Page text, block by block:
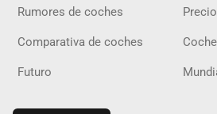
Rumores de coches
Comparativa de coches
Futuro